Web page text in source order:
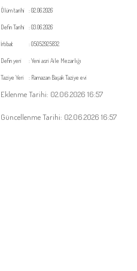
Ölüm tarihi :02.06.2026
Defin Tarihi :03.06.2026
İrtibat :05052925832
Defin yeri :Yeni asri Aile Mezarlığı
Taziye Yeri : Ramazan Başak Taziye evi
Eklenme Tarihi: 02.06.2026 16:57
Güncellenme Tarihi: 02.06.2026 16:57